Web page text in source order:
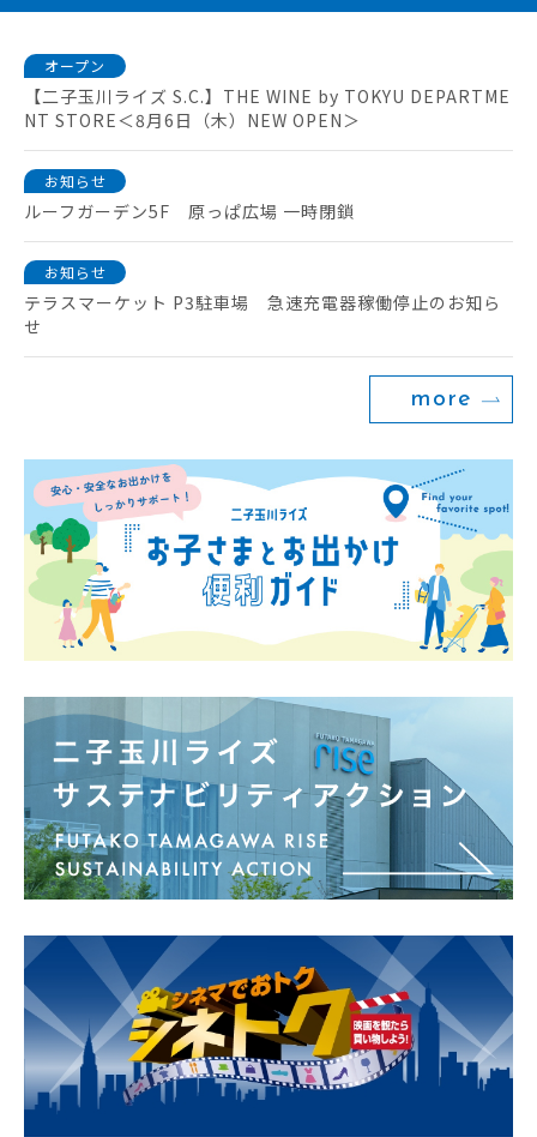
オープン
【二子玉川ライズ S.C.】THE WINE by TOKYU DEPARTME
NT STORE＜8月6日（木）NEW OPEN＞
お知らせ
ルーフガーデン5F 原っぱ広場 一時閉鎖
お知らせ
テラスマーケット P3駐車場 急速充電器稼働停止のお知ら
せ
more